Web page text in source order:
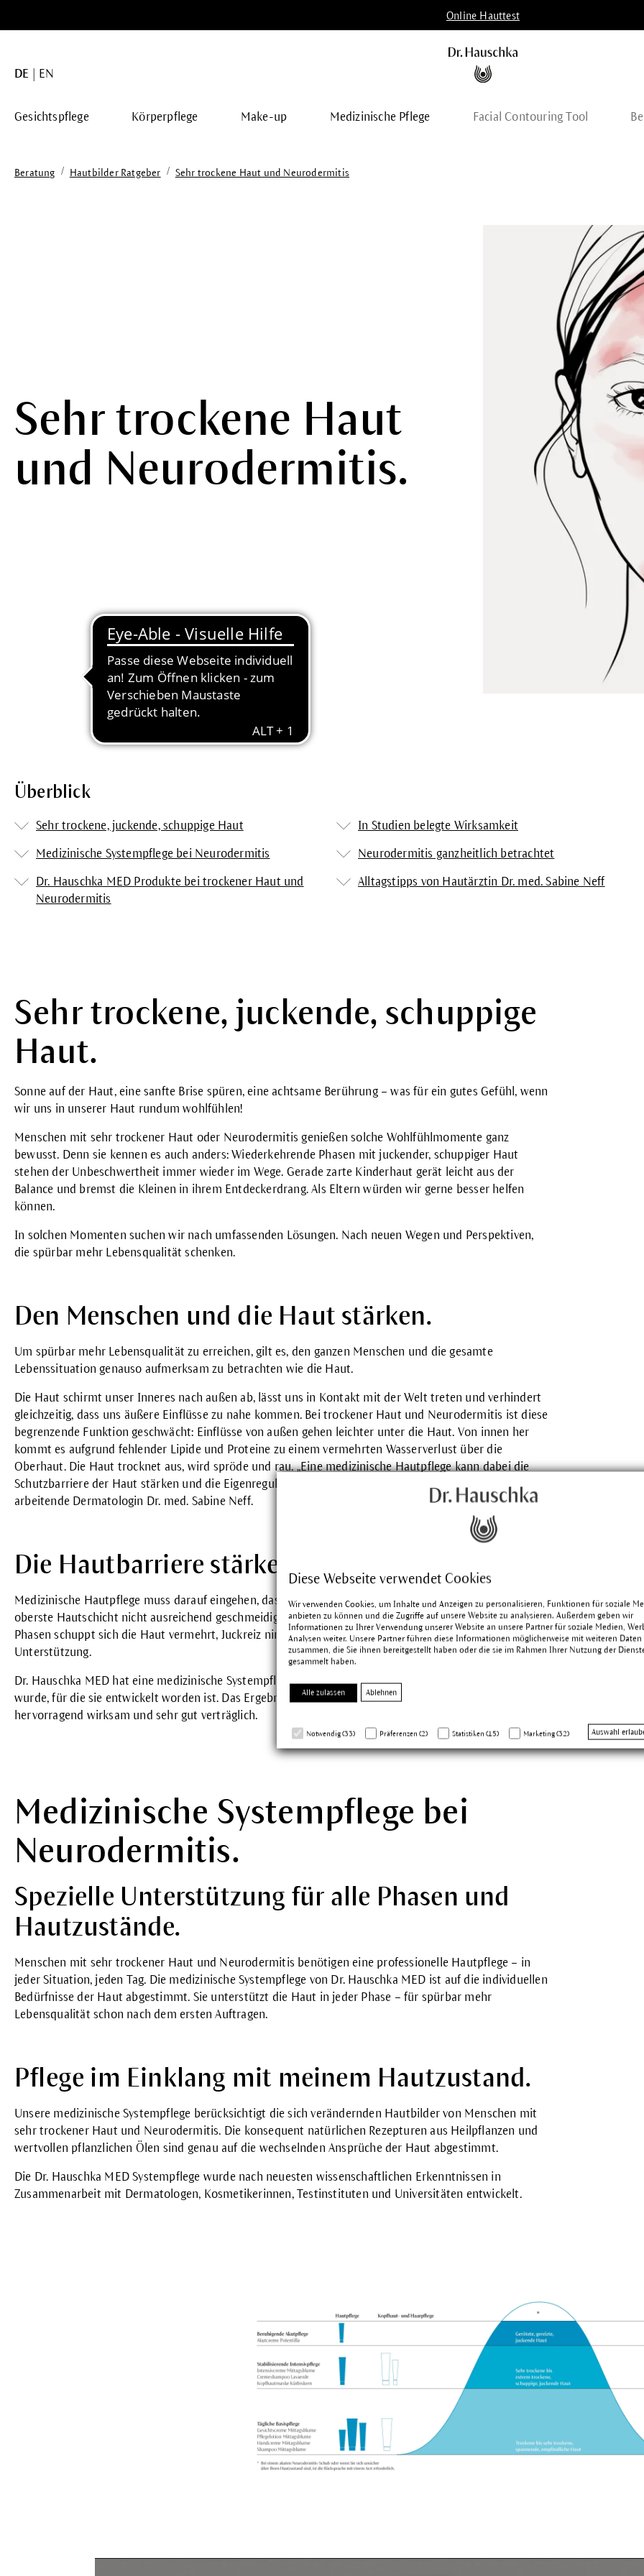
Diese Webseite verwendet Cookies
Wir verwenden Cookies, um Inhalte und Anzeigen zu personalisieren, Funktionen für soziale
anbieten zu können und die Zugriffe auf unsere Website zu analysieren. Außerdem geben wir
Informationen zu Ihrer Verwendung unserer Website an unsere Partner für soziale Medien,
Analysen weiter. Unsere Partner führen diese Informationen möglicherweise mit weiteren Daten
zusammen, die Sie ihnen bereitgestellt haben oder die sie im Rahmen Ihrer Nutzung der
gesammelt haben.
Alle zulassen Ablehnen
Notwendig (33) Präferenzen (2) Statistiken (15) Marketing (32) Auswahl
Online Hauttest
DE EN
Gesichtspflege Körperpflege Make-up Medizinische Pflege Facial Contouring Tool
Beratung / Hautbilder Ratgeber / Sehr trockene Haut und Neurodermitis
Sehr trockene Haut
und Neurodermitis.
Überblick
Sehr trockene, juckende, schuppige Haut
Medizinische Systempflege bei Neurodermitis
Dr. Hauschka MED Produkte bei trockener Haut und
Neurodermitis
In Studien belegte Wirksamkeit
Neurodermitis ganzheitlich betrachtet
Alltagstipps von Hautärztin Dr. med. Sabine Neff
Sehr trockene, juckende, schuppige
Haut.
Sonne auf der Haut, eine sanfte Brise spüren, eine achtsame Berührung – was für ein gutes Gefühl, wenn
wir uns in unserer Haut rundum wohlfühlen!
Menschen mit sehr trockener Haut oder Neurodermitis genießen solche Wohlfühlmomente ganz
bewusst. Denn sie kennen es auch anders: Wiederkehrende Phasen mit juckender, schuppiger Haut
stehen der Unbeschwertheit immer wieder im Wege. Gerade zarte Kinderhaut gerät leicht aus der
Balance und bremst die Kleinen in ihrem Entdeckerdrang. Als Eltern würden wir gerne besser helfen
können.
In solchen Momenten suchen wir nach umfassenden Lösungen. Nach neuen Wegen und Perspektiven,
die spürbar mehr Lebensqualität schenken.
Den Menschen und die Haut stärken.
Um spürbar mehr Lebensqualität zu erreichen, gilt es, den ganzen Menschen und die gesamte
Lebenssituation genauso aufmerksam zu betrachten wie die Haut.
Die Haut schirmt unser Inneres nach außen ab, lässt uns in Kontakt mit der Welt treten und verhindert
gleichzeitig, dass uns äußere Einflüsse zu nahe kommen. Bei trockener Haut und Neurodermitis ist diese
begrenzende Funktion geschwächt: Einflüsse von außen gehen leichter unter die Haut. Von innen her
kommt es aufgrund fehlender Lipide und Proteine zu einem vermehrten Wasserverlust über die
Oberhaut. Die Haut trocknet aus, wird spröde und rau. „Eine medizinische Hautpflege kann dabei die
Schutzbarriere der Haut stärken und die Eigenregulation der Haut fördern“, so die ganzheitlich
arbeitende Dermatologin Dr. med. Sabine Neff.
Die Hautbarriere stärker pflegen.
Medizinische Hautpflege muss darauf eingehen, dass ein veränderter Fett-Feuchtigkeits-Mantel die
oberste Hautschicht nicht ausreichend geschmeidig hält und Spannungsgefühle auftreten. In akuten
Phasen schuppt sich die Haut vermehrt, Juckreiz nimmt zu – jetzt benötigt die Haut eine spezielle
Unterstützung.
Dr. Hauschka MED hat eine medizinische Systempflege komponiert, die von den Menschen getestet
wurde, für die sie entwickelt worden ist. Das Ergebnis: AlleDr. Hauschka MED
hervorragend wirksam und sehr gut verträglich.
Medizinische Systempflege bei
Neurodermitis.
Spezielle Unterstützung für alle Phasen und
Hautzustände.
Menschen mit sehr trockener Haut und Neurodermitis benötigen eine professionelle Hautpflege – in
jeder Situation, jeden Tag. Die medizinische Systempflege von Dr. Hauschka MED ist auf die individuellen
Bedürfnisse der Haut abgestimmt. Sie unterstützt die Haut in jeder Phase – für spürbar mehr
Lebensqualität schon nach dem ersten Auftragen.
Pflege im Einklang mit meinem Hautzustand.
Unsere medizinische Systempflege berücksichtigt die sich verändernden Hautbilder von Menschen mit
sehr trockener Haut und Neurodermitis. Die konsequent natürlichen Rezepturen aus Heilpflanzen und
wertvollen pflanzlichen Ölen sind genau auf die wechselnden Ansprüche der Haut abgestimmt.
Die Dr. Hauschka MED Systempflege wurde nach neuesten wissenschaftlichen Erkenntnissen in
Zusammenarbeit mit Dermatologen, Kosmetikerinnen, Testinstituten und Universitäten entwickelt.